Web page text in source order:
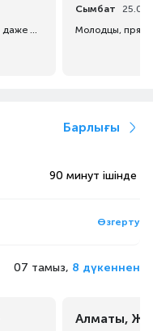
Спасибо магазину. Быстро доставили, даже раньше срока. Советую всем.
Сымбат
Барлығы
90 минут ішінде
Өзгерту
07 тамыз, 8 дүкеннен
Алматы,